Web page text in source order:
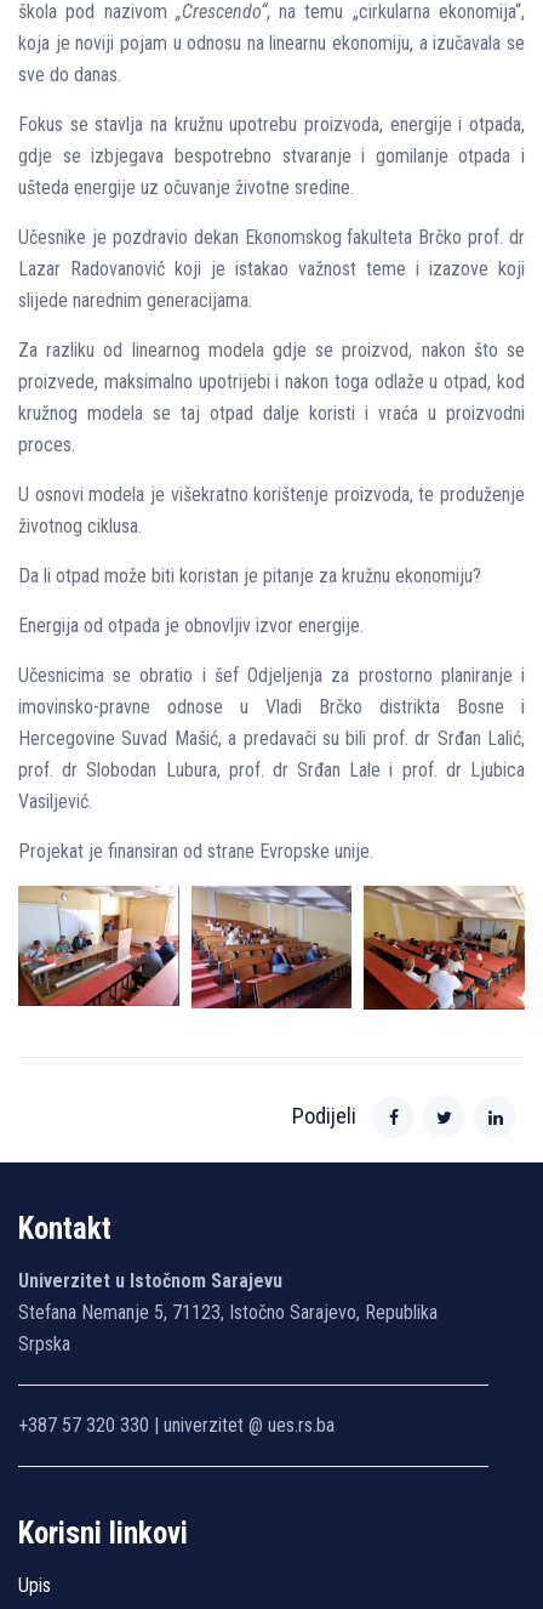
škola pod nazivom „Crescendo“, na temu „cirkularna ekonomija“,
koja je noviji pojam u odnosu na linearnu ekonomiju, a izučavala se
sve do danas.
Fokus se stavlja na kružnu upotrebu proizvoda, energije i otpada,
gd‌je se izbjegava bespotrebno stvaranje i gomilanje otpada i
ušteda energije uz očuvanje životne sredine.
Učesnike je pozdravio dekan Ekonomskog fakulteta Brčko prof. dr
Lazar Radovanović koji je istakao važnost teme i izazove koji
slijede narednim generacijama.
Za razliku od linearnog modela gd‌je se proizvod, nakon što se
proizvede, maksimalno upotrijebi i nakon toga odlaže u otpad, kod
kružnog modela se taj otpad dalje koristi i vraća u proizvodni
proces.
U osnovi modela je višekratno korištenje proizvoda, te produženje
životnog ciklusa.
Da li otpad može biti koristan je pitanje za kružnu ekonomiju?
Energija od otpada je obnovljiv izvor energije.
Učesnicima se obratio i šef Od‌jeljenja za prostorno planiranje i
imovinsko-pravne odnose u Vladi Brčko distrikta Bosne i
Hercegovine Suvad Mašić, a predavači su bili prof. dr Srđan Lalić,
prof. dr Slobodan Lubura, prof. dr Srđan Lale i prof. dr Ljubica
Vasiljević.
Projekat je finansiran od strane Evropske unije.
Podijeli
Kontakt
Univerzitet u Istočnom Sarajevu
Stefana Nemanje 5, 71123, Istočno Sarajevo, Republika
Srpska
+387 57 320 330 | univerzitet @ ues.rs.ba
Korisni linkovi
Upis